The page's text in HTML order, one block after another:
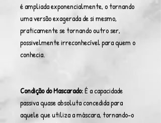
é ampliada exponencialmente, o tornando
uma versão exagerada de si mesmo,
praticamente se tornando outro ser,
possivelmente irreconhecível para quem o
conhecia.
Condição do Mascarado:É a capacidade
passiva quase absoluta concedida para
aquele que utiliza a máscara, tornando-o